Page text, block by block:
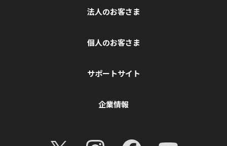
法人のお客さま
個人のお客さま
サポートサイト
企業情報